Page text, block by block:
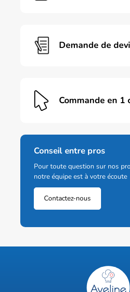
Demande de
Commande en 1
Conseil entre pros
Pour toute question sur nos
notre équipe est à votre écoute
Contactez-nous